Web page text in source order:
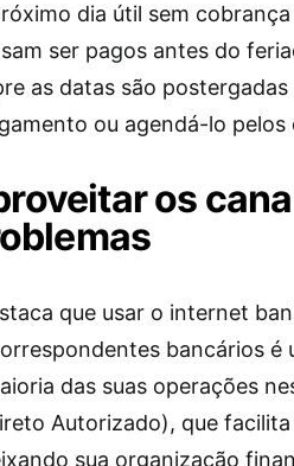
dia útil sem
ser pagos antes do
as datas são
ou agendá-lo pelos
os
que usar o internet
bancários é
das suas operações
Autorizado), que
sua organização